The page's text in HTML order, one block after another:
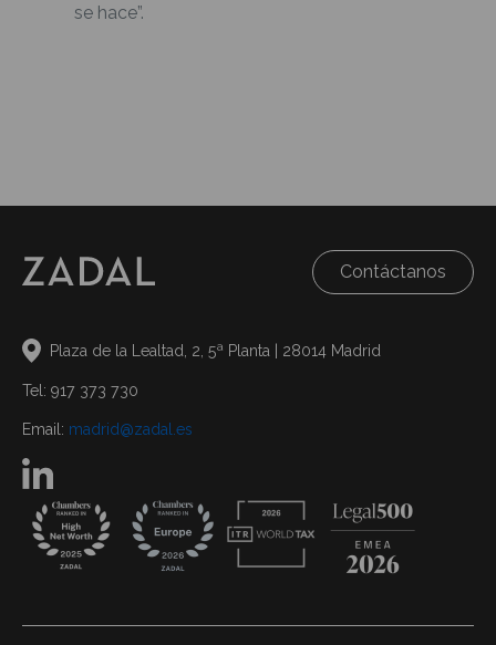
se hace”.
Contáctanos
Plaza de la Lealtad, 2, 5ª Planta | 28014 Madrid
Tel: 917 373 730
Email: madrid@zadal.es